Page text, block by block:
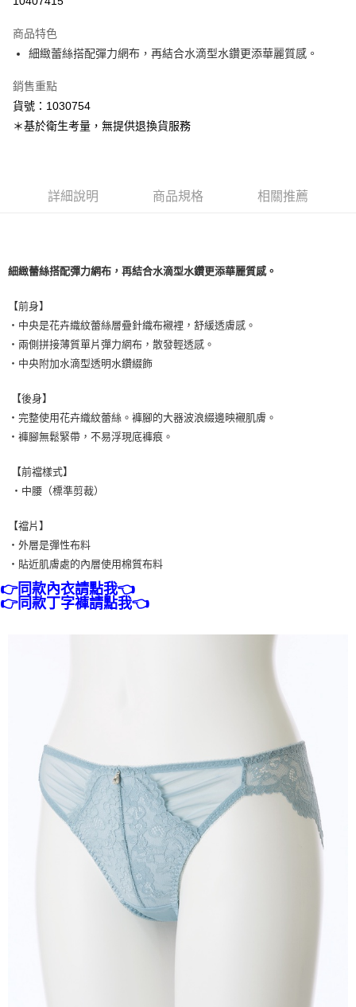
Apple Pay
運送方式
全家取貨付款
每筆NT$80，滿NT$1,500(含以上)免運費
<無合作配送請勿選取>付款後萊爾富取貨
7-11取貨付款
每筆NT$80，滿NT$1,500(含以上)免運費
付款後7-11取貨
每筆NT$80，滿NT$1,500(含以上)免運費
黑貓宅配
每筆NT$100，滿NT$1,500(含以上)免運費
離島宅配
每筆NT$200，滿NT$1,500(含以上)免運費
商品特色
細緻蕾絲搭配彈力網布，再結合水滴型水鑽更添華麗質感。
銷售重點
貨號：1030754
＊基於衛生考量，無提供退換貨服務
詳細說明 商品規格 相關推薦
細緻蕾絲搭配彈力網布，再結合水滴型水鑽更添華麗質感。
【前身】
・中央是花卉織紋蕾絲層疊針織布襯裡，舒緩透膚感。
・兩側拼接薄質單片彈力網布，散發輕透感。
・中央附加水滴型透明水鑽綴飾
【後身】
・完整使用花卉織紋蕾絲。褲腳的大器波浪綴邊映襯肌膚。
・褲腳無鬆緊帶，不易浮現底褲痕。
【前襠樣式】
・中腰（標準剪裁）
【襠片】
・外層是彈性布料
・貼近肌膚處的內層使用棉質布料
👉同款內衣請點我👈
👉同款丁字褲請點我👈